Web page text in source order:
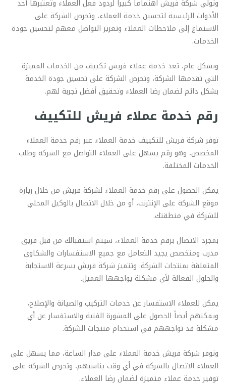
وتولي شركة فريش اهتماماً كبيراً لردود فعل العملاء وتعتبرها أحد
الأدوات الرئيسية لتحسين خدمة العملاء، وتحرص الشركة على
الاستماع إلى ملاحظات العملاء وتعزيز التواصل معهم لتحسين جودة
الخدمات.
وبشكل عام، تعد خدمة عملاء فريش تكييف من الخدمات المميزة
التي تقدمها الشركة، وتحرص الشركة على تحسين جودة الخدمة
بشكل دائم لضمان رضا العملاء وتحقيق أفضل تجربة لهم.
رقم خدمة عملاء فريش للتكييف
توفر شركة فريش للتكييف خدمة العملاء عبر رقم خدمة العملاء
المخصص، وهو رقم يسهل على العملاء التواصل مع الشركة وطلب
الخدمات المختلفة.
يمكن الحصول على رقم خدمة العملاء لشركة فريش من خلال زيارة
موقع الشركة على الإنترنت، أو من خلال الاتصال بالوكيل المحلي
للشركة في منطقتك.
بمجرد الاتصال برقم خدمة العملاء، سيتم استقبالك من قبل فريق
مدرب ومتخصص يجيد التعامل مع جميع الاستفسارات والشكاوى
المتعلقة بمنتجات الشركة. وتتميز شركة فريش بسرعة الاستجابة
والحلول الفعالة لأي مشكلة يواجهها العميل.
يمكن للعملاء الاستفسار عن خدمات التركيب والصيانة والإصلاح،
ويمكنهم أيضاً الحصول على المشورة الفنية والاستفسار عن أي
مشكلة قد تواجههم في استخدام منتجات الشركة.
وتوفر شركة فريش خدمة العملاء على مدار الساعة، مما يسهل على
العملاء الاتصال بالشركة في أي وقت يناسبهم، وتحرص الشركة على
توفير خدمة عملاء متميزة لضمان رضا العملاء.